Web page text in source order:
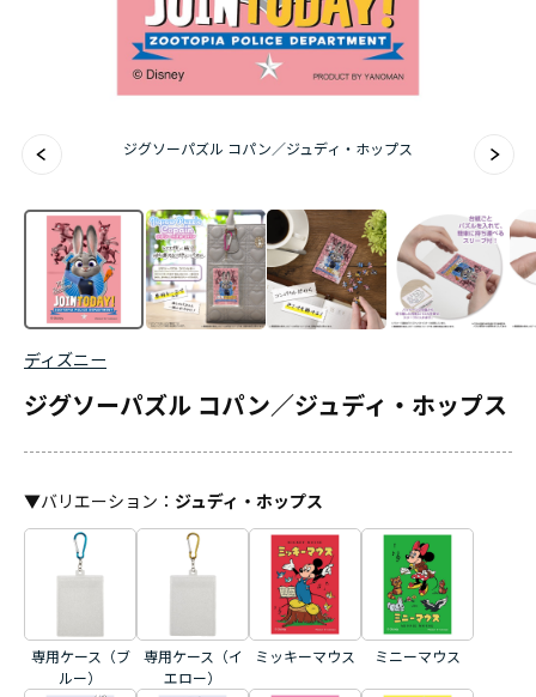
ジグソーパズル コパン／ジュディ・ホップス
ディズニー
ジグソーパズル コパン／ジュディ・ホップス
▼バリエーション ： ジュディ・ホップス
専用ケース（ブ
ルー）
専用ケース（イ
エロー）
ミッキーマウス ミニーマウス